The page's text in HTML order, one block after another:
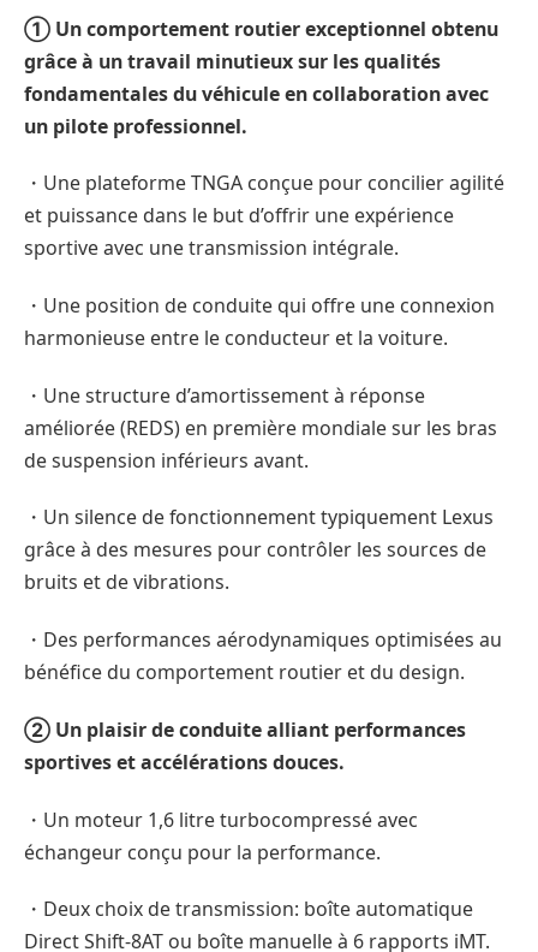
① Un comportement routier exceptionnel obtenu
grâce à un travail minutieux sur les qualités
fondamentales du véhicule en collaboration avec
un pilote professionnel.
・Une plateforme TNGA conçue pour concilier agilité
et puissance dans le but d’offrir une expérience
sportive avec une transmission intégrale.
・Une position de conduite qui offre une connexion
harmonieuse entre le conducteur et la voiture.
・Une structure d’amortissement à réponse
améliorée (REDS) en première mondiale sur les bras
de suspension inférieurs avant.
・Un silence de fonctionnement typiquement Lexus
grâce à des mesures pour contrôler les sources de
bruits et de vibrations.
・Des performances aérodynamiques optimisées au
bénéfice du comportement routier et du design.
② Un plaisir de conduite alliant performances
sportives et accélérations douces.
・Un moteur 1,6 litre turbocompressé avec
échangeur conçu pour la performance.
・Deux choix de transmission: boîte automatique
Direct Shift-8AT ou boîte manuelle à 6 rapports iMT.